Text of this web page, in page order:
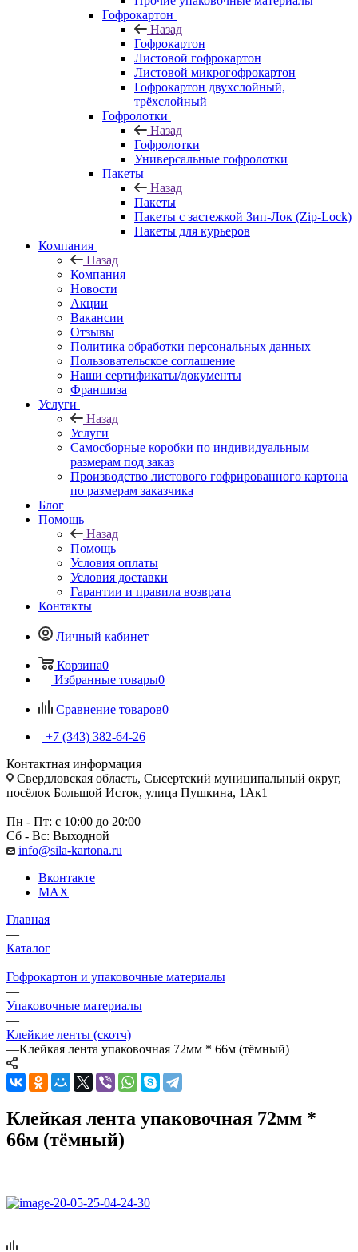
Гофрокартон
Назад
Гофрокартон
Листовой гофрокартон
Листовой микрогофрокартон
Гофрокартон двухслойный,
трёхслойный
Гофролотки
Назад
Гофролотки
Универсальные гофролотки
Пакеты
Назад
Пакеты
Пакеты с застежкой Зип-Лок (Zip-Lock)
Пакеты для курьеров
Компания
Назад
Компания
Новости
Акции
Вакансии
Отзывы
Политика обработки персональных данных
Пользовательское соглашение
Наши сертификаты/документы
Франшиза
Услуги
Назад
Услуги
Самосборные коробки по индивидуальным
размерам под заказ
Производство листового гофрированного картона
по размерам заказчика
Блог
Помощь
Назад
Помощь
Условия оплаты
Условия доставки
Гарантии и правила возврата
Контакты
Личный кабинет
Корзина0
Избранные товары0
Сравнение товаров0
+7 (343) 382-64-26
Контактная информация
Свердловская область, Сысертский муниципальный округ,
посёлок Большой Исток, улица Пушкина, 1Ак1
Пн - Пт: с 10:00 до 20:00
Сб - Вс: Выходной
info@sila-kartona.ru
Вконтакте
MAX
Главная
—
Каталог
—
Гофрокартон и упаковочные материалы
—
Упаковочные материалы
—
Клейкие ленты (скотч)
—Клейкая лента упаковочная 72мм * 66м (тёмный)
Клейкая лента упаковочная 72мм *
66м (тёмный)